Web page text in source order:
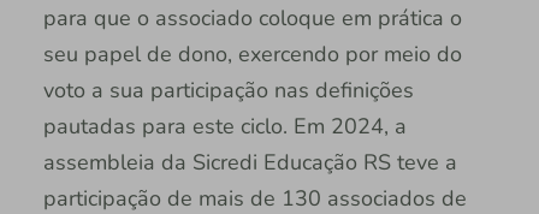
para que o associado coloque em prática o
seu papel de dono, exercendo por meio do
voto a sua participação nas definições
pautadas para este ciclo. Em 2024, a
assembleia da Sicredi Educação RS teve a
participação de mais de 130 associados de